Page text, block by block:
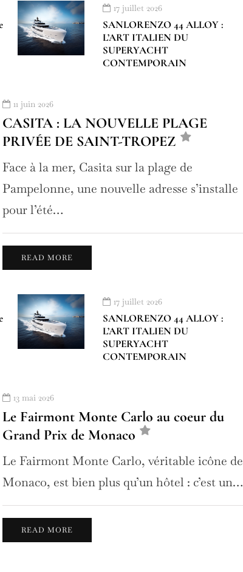
17 juillet 2026
SANLORENZO 44 ALLOY :
L’ART ITALIEN DU
SUPERYACHT
CONTEMPORAIN
11 juin 2026
CASITA : LA NOUVELLE PLAGE
PRIVÉE DE SAINT-TROPEZ
Face à la mer, Casita sur la plage de
Pampelonne, une nouvelle adresse s’installe
pour l’été…
READ MORE
17 juillet 2026
SANLORENZO 44 ALLOY :
L’ART ITALIEN DU
SUPERYACHT
CONTEMPORAIN
13 mai 2026
Le Fairmont Monte Carlo au coeur du
Grand Prix de Monaco
Le Fairmont Monte Carlo, véritable icône de
Monaco, est bien plus qu’un hôtel : c’est un…
READ MORE